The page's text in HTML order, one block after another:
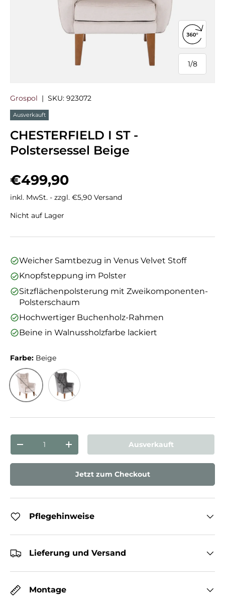
1/
von
8
360°-
Grospol | SKU: 923072
Ausverkauft
CHESTERFIELD I ST -
Polstersessel Beige
Normaler Preis
€499,90
inkl. MwSt. - zzgl. €5,90 Versand
Nicht auf Lager
Weicher Samtbezug in Venus Velvet Stoff
Knopfsteppung im Polster
Sitzflächenpolsterung mit Zweikomponenten-
Polsterschaum
Hochwertiger Buchenholz-Rahmen
Beine in Walnussholzfarbe lackiert
Farbe: Beige
Beige
Anzahl
Menge verringernMenge erhöhen Ausverkauft
Jetzt zum Checkout
Pflegehinweise
Lieferung und Versand
Montage